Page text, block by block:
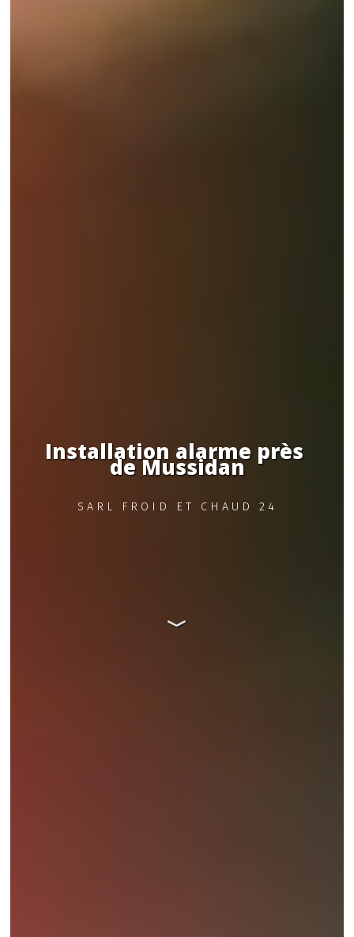
Installation alarme près
de Mussidan
SARL FROID ET CHAUD 24